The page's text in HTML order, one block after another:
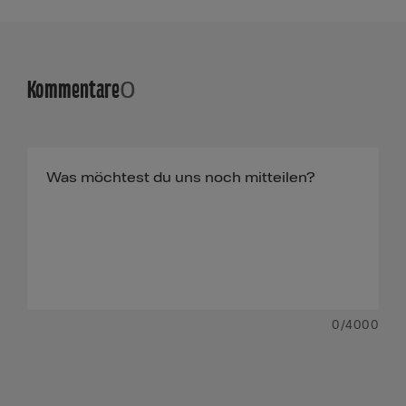
Kommentare0
0 /4000